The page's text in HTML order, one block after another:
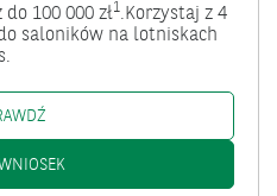
100 000 zł1.Korzystaj z 4
saloników na lotniskach
VISA PLATINUM (RRSO 18,10%):